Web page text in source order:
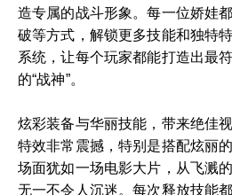
造专属的战斗形象。每一位娇娃
破等方式，解锁更多技能和独特
系统，让每个玩家都能打造出最
的“战神”。
炫彩装备与华丽技能，带来绝佳
特效非常震撼，特别是搭配炫丽
场面犹如一场电影大片，从飞溅
无一不令人沉迷。每次释放技能